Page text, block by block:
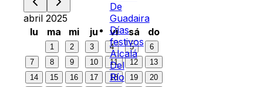
abril 2025
lu
ma mi ju vi sá do
1 2 3 4 5
6
7
8 9 10 11 12
13
14
15 16 17 18 19
20
De
Guadaira
Días
festivos
Alcalá
Del
Río